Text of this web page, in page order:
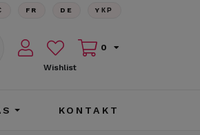
FR DE YКР
Wishlist
0
KONTAKT